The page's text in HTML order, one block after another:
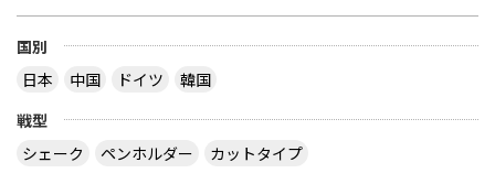
国別
日本
中国 ドイツ
韓国
戦型
シェーク
ペンホルダー カットタイプ